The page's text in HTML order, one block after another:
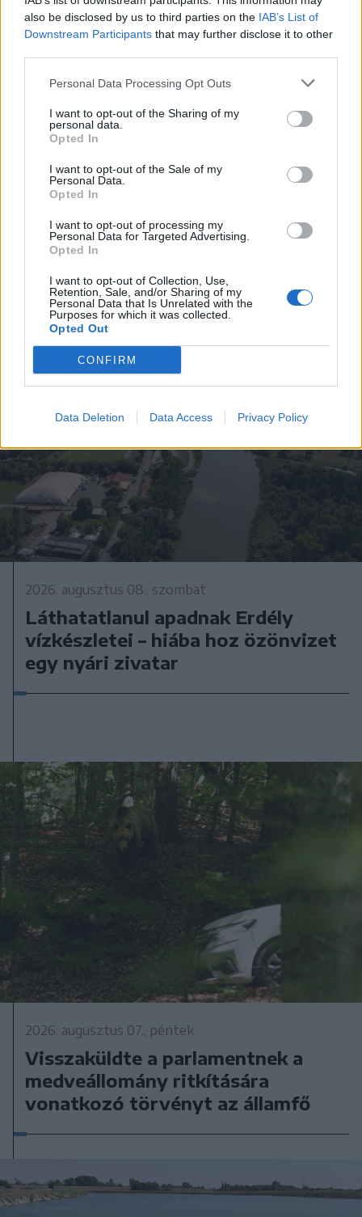
also be disclosed by us to third parties on the IAB’s List of
Downstream Participants that may further disclose it to other
Personal Data Processing Opt Outs
I want to opt-out of the Sharing of my
personal data.
Opted In
I want to opt-out of the Sale of my
Personal Data.
Opted In
I want to opt-out of processing my
Personal Data for Targeted Advertising.
Opted In
I want to opt-out of Collection, Use,
Retention, Sale, and/or Sharing of my
Personal Data that Is Unrelated with the
Purposes for which it was collected.
Opted Out
CONFIRM
Data Deletion Data Access Privacy Policy
résztvevő lesz a futsal 2.
Ligában
Nőileg
Sándor Ella: Na, indíts, s
A rovat további cikkei
2026. augusztus 08., szombat
Láthatatlanul apadnak Erdély
vízkészletei – hiába hoz özönvizet
egy nyári zivatar
2026. augusztus 07., péntek
Visszaküldte a parlamentnek a
medveállomány ritkítására
vonatkozó törvényt az államfő